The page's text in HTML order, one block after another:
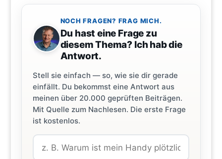
NOCH FRAGEN? FRAG MICH.
Du hast eine Frage zu
diesem Thema? Ich hab die
Antwort.
Stell sie einfach — so, wie sie dir gerade
einfällt. Du bekommst eine Antwort aus
meinen über 20.000 geprüften Beiträgen.
Mit Quelle zum Nachlesen. Die erste Frage
ist kostenlos.